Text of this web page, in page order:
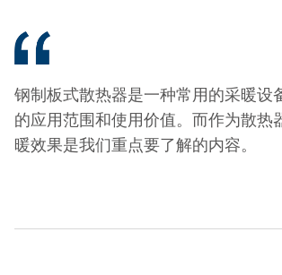
钢制板式散热器是一种常用的采暖设
的应用范围和使用价值。而作为散热
暖效果是我们重点要了解的内容。